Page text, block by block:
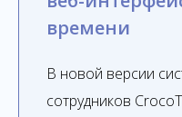
времени
В новой версии
сотрудников